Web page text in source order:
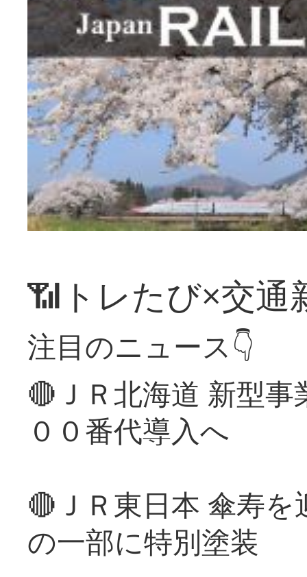
📶トレたび×交通
注目のニュース👇
🔴ＪＲ北海道 新型
００番代導入へ
🔴ＪＲ東日本 傘寿
の一部に特別塗装